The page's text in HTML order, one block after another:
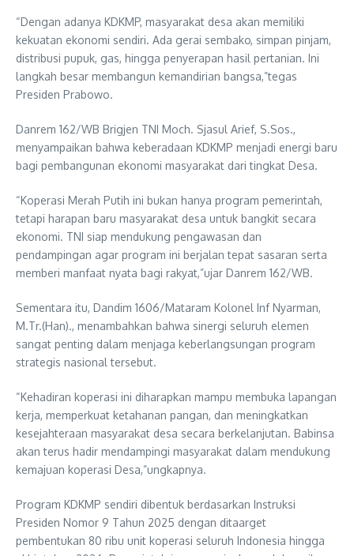
“Dengan adanya KDKMP, masyarakat desa akan memiliki
kekuatan ekonomi sendiri. Ada gerai sembako, simpan pinjam,
distribusi pupuk, gas, hingga penyerapan hasil pertanian. Ini
langkah besar membangun kemandirian bangsa,”tegas
Presiden Prabowo.
Danrem 162/WB Brigjen TNI Moch. Sjasul Arief, S.Sos.,
menyampaikan bahwa keberadaan KDKMP menjadi energi baru
bagi pembangunan ekonomi masyarakat dari tingkat Desa.
“Koperasi Merah Putih ini bukan hanya program pemerintah,
tetapi harapan baru masyarakat desa untuk bangkit secara
ekonomi. TNI siap mendukung pengawasan dan
pendampingan agar program ini berjalan tepat sasaran serta
memberi manfaat nyata bagi rakyat,”ujar Danrem 162/WB.
Sementara itu, Dandim 1606/Mataram Kolonel Inf Nyarman,
M.Tr.(Han)., menambahkan bahwa sinergi seluruh elemen
sangat penting dalam menjaga keberlangsungan program
strategis nasional tersebut.
“Kehadiran koperasi ini diharapkan mampu membuka lapangan
kerja, memperkuat ketahanan pangan, dan meningkatkan
kesejahteraan masyarakat desa secara berkelanjutan. Babinsa
akan terus hadir mendampingi masyarakat dalam mendukung
kemajuan koperasi Desa,”ungkapnya.
Program KDKMP sendiri dibentuk berdasarkan Instruksi
Presiden Nomor 9 Tahun 2025 dengan ditaarget
pembentukan 80 ribu unit koperasi seluruh Indonesia hingga